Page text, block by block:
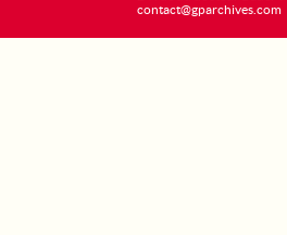
contact@gparchives.com